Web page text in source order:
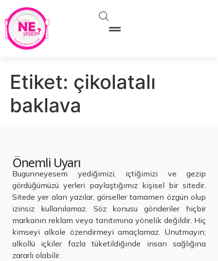
Etiket: çikolatalı
baklava
Önemli Uyarı
Bugunneyesem yediğimizi, içtiğimizi ve gezip
gördüğümüzü yerleri paylaştığımız kişisel bir sitedir.
Sitede yer alan yazılar, görseller tamamen özgün olup
izinsiz kullanılamaz. Söz konusu gönderiler hiçbir
markanın reklam veya tanıtımına yönelik değildir. Hiç
kimseyi alkole özendirmeyi amaçlamaz. Unutmayın;
alkollü içkiler fazla tüketildiğinde insan sağlığına
zararlı olabilir.